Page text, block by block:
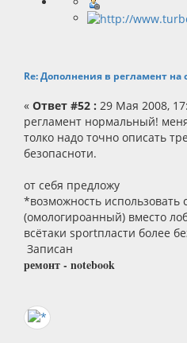
Re: Дополнения в регламент на
« Ответ #52 : 29 Мая 2008,
регламент нормальный!
толко надо точно описать
безопасноти.
от себя предложу
*возможность использовать
(омологироанный) вместо
всётаки sportпласти более
Записан
ремонт - notebook